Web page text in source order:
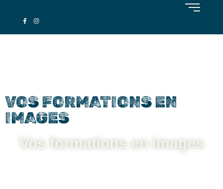
VOS FORMATIONS EN
IMAGES
Vos formations en images